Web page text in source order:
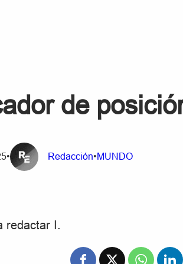
de
• Redacción•MUNDO
redactar I.